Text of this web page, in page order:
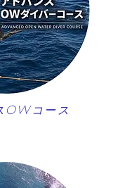
OWコース